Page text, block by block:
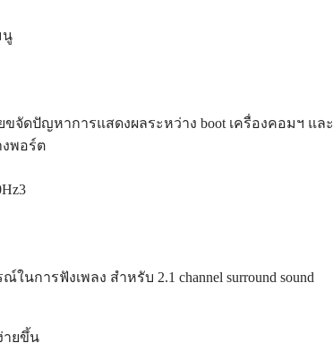
นู
ขจัดปัญหาการแสดงผลระหว่าง boot เครื่องคอมฯ และ
งพอร์ต
ในการฟังเพลง สำหรับ 2.1 channel surround sound
ายขึ้น